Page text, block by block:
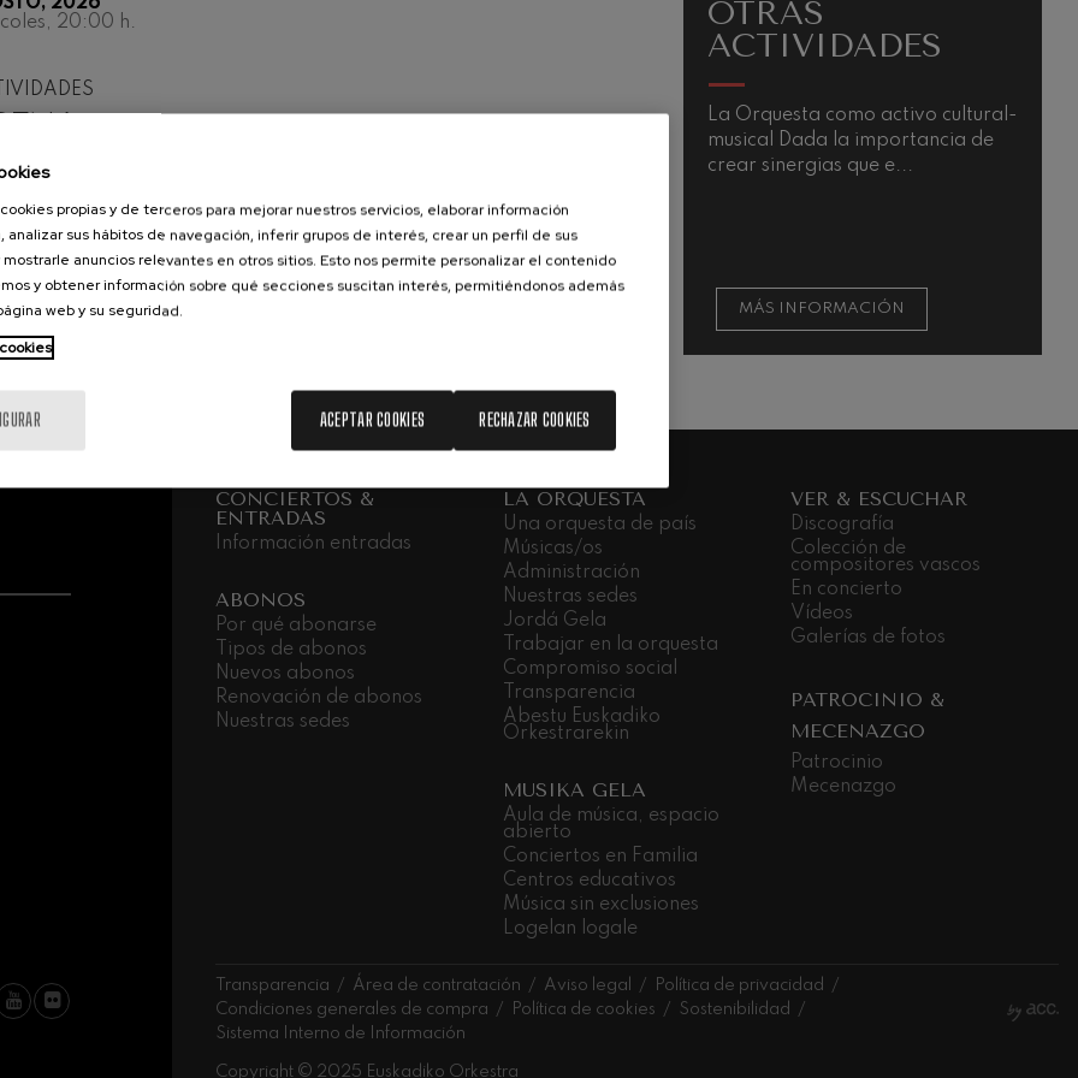
20:00 h.
RÉQUIEM
ENTRADAS
OTRAS
ACTIVIDADES
La Orquesta como activo cultural-
musical Dada la importancia de
crear sinergias que e...
MÁS INFORMACIÓN
CONCIERTOS &
ENTRADAS
Información entradas
ABONOS
Por qué abonarse
Tipos de abonos
Nuevos abonos
Renovación de abonos
Nuestras sedes
LA ORQUESTA
Una orquesta de país
Músicas/os
Administración
Nuestras sedes
Jordá Gela
Trabajar en la orquesta
Compromiso social
Transparencia
Abestu Euskadiko
Orkestrarekin
MUSIKA GELA
Aula de música, espacio
abierto
Conciertos en Familia
Centros educativos
Música sin exclusiones
Logelan logale
VER & ESCUCHAR
Discografía
Colección de
compositores vascos
En concierto
Vídeos
Galerías de fotos
PATROCINIO &
MECENAZGO
Patrocinio
Mecenazgo
Transparencia Área de contratación Aviso legal
Política de privacidad
Condiciones generales de compra
Política de cookies
Sostenibilidad
Sistema Interno de Información
Copyright © 2025 Euskadiko Orkestra
nº4
Sinfonía nº83
Sinfonía nº4
Canción nocturna en el
Sinfonía nº2
nidrei
propias y de terceros para mejorar nuestros servicios, elaborar información
analizar sus hábitos de navegación, inferir grupos de interés, crear un perfil de sus
anuncios relevantes en otros sitios. Esto nos permite personalizar el contenido
y obtener información sobre qué secciones suscitan interés, permitiéndonos además
web y su seguridad.
RECHAZAR COOKIES
ACEPTAR COOKIES